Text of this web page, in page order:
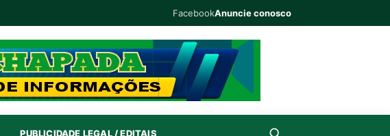
FacebookAnuncie conosco
PUBLICIDADE LEGAL / EDITAIS